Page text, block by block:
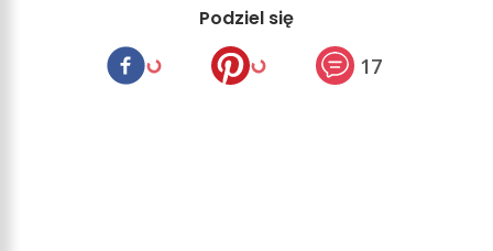
Podziel się
17